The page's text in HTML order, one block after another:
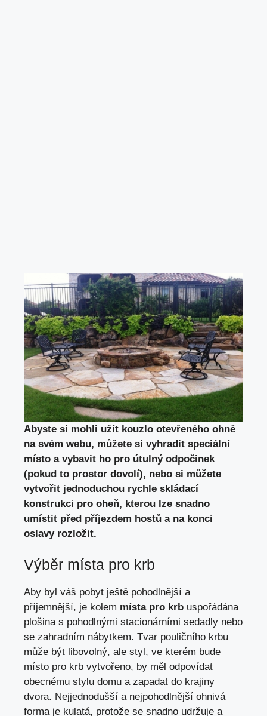
Abyste si mohli užít kouzlo otevřeného ohně
na svém webu, můžete si vyhradit speciální
místo a vybavit ho pro útulný odpočinek
(pokud to prostor dovolí), nebo si můžete
vytvořit jednoduchou rychle skládací
konstrukci pro oheň, kterou lze snadno
umístit před příjezdem hostů a na konci
oslavy rozložit.
Výběr místa pro krb
Aby byl váš pobyt ještě pohodlnější a
příjemnější, je kolem místa pro krb uspořádána
plošina s pohodlnými stacionárními sedadly nebo
se zahradním nábytkem. Tvar pouličního krbu
může být libovolný, ale styl, ve kterém bude
místo pro krb vytvořeno, by měl odpovídat
obecnému stylu domu a zapadat do krajiny
dvora. Nejjednodušší a nejpohodlnější ohnivá
forma je kulatá, protože se snadno udržuje a